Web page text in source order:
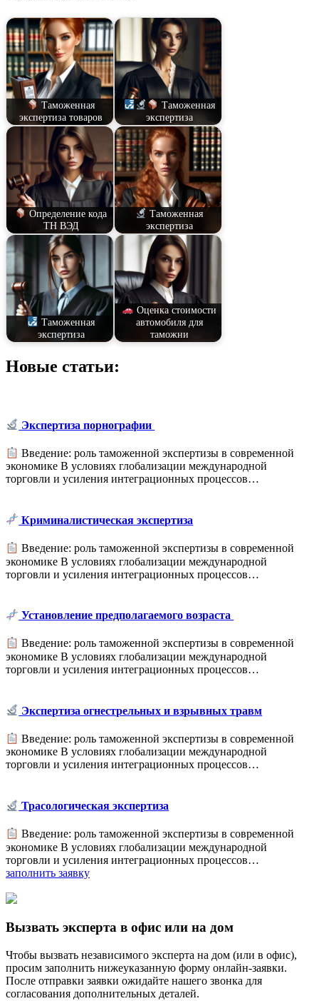
Таможенная
экспертиза товаров
Таможенная
экспертиза
Определение кода
ТН ВЭД
Таможенная
экспертиза
Таможенная
экспертиза
Оценка стоимости
автомобиля для
таможни
Новые статьи:
Экспертиза порнографии
Введение: роль таможенной экспертизы в современной
экономике В условиях глобализации международной
торговли и усиления интеграционных процессов…
Криминалистическая экспертиза
Введение: роль таможенной экспертизы в современной
экономике В условиях глобализации международной
торговли и усиления интеграционных процессов…
Установление предполагаемого возраста
Введение: роль таможенной экспертизы в современной
экономике В условиях глобализации международной
торговли и усиления интеграционных процессов…
Экспертиза огнестрельных и взрывных травм
Введение: роль таможенной экспертизы в современной
экономике В условиях глобализации международной
торговли и усиления интеграционных процессов…
Трасологическая экспертиза
Введение: роль таможенной экспертизы в современной
экономике В условиях глобализации международной
торговли и усиления интеграционных процессов…
заполнить заявку
Вызвать эксперта в офис или на дом
Чтобы вызвать независимого эксперта на дом (или в офис),
просим заполнить нижеуказанную форму онлайн-заявки.
После отправки заявки ожидайте нашего звонка для
согласования дополнительных деталей.